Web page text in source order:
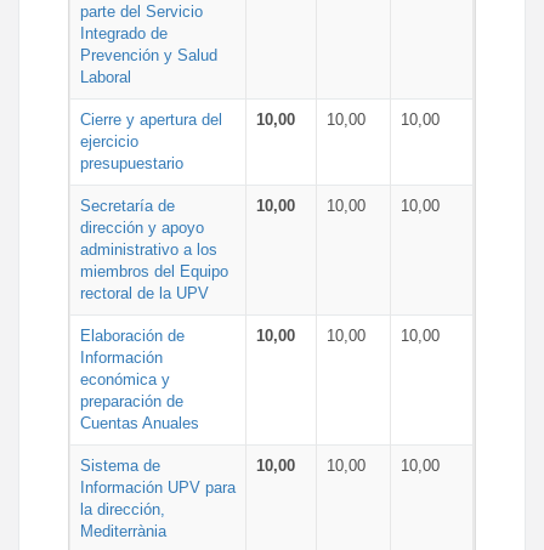
parte del Servicio
Integrado de
Prevención y Salud
Laboral
Cierre y apertura del
ejercicio
presupuestario
10,00 10,00 10,00
Secretaría de
dirección y apoyo
administrativo a los
miembros del Equipo
rectoral de la UPV
10,00 10,00 10,00
Elaboración de
Información
económica y
preparación de
Cuentas Anuales
10,00 10,00 10,00
Sistema de
Información UPV para
la dirección,
Mediterrània
10,00 10,00 10,00